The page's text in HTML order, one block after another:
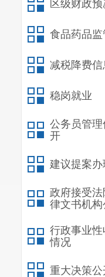
区级财政
食品药品监
减税降费
稳岗就业
公务员管理
开
建议提案办
政府接受
律文书机构
行政事业性
情况
重大决策公